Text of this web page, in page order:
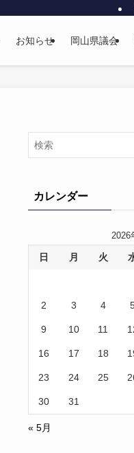
お知らせ 岡山県議会
カレンダー
2026
日 月 火
2 3 4
9 10 11
16 17 18
23 24 25
30 31
« 5月